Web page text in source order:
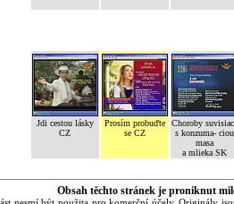
Jdi cestou lásky
CZ
Prosím probuďte
se CZ
Choroby
s konzuma- ciou
masa
a mlieka SK
Obsah těchto stránek je proniknut